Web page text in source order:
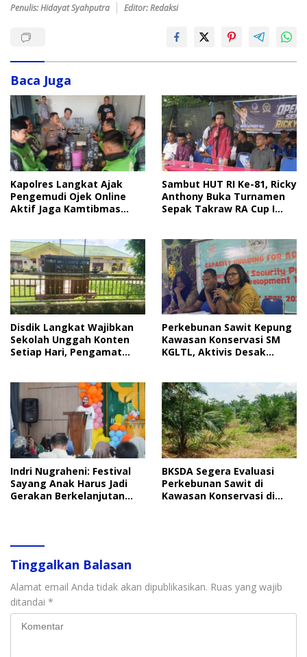
Penulis: Hidayat Syahputra Editor: Redaksi
Baca Juga
Kapolres Langkat Ajak
Pengemudi Ojek Online
Aktif Jaga Kamtibmas
Sambut HUT RI Ke-81, Ricky
Anthony Buka Turnamen
Sepak Takraw RA Cup I
Disdik Langkat Wajibkan
Sekolah Unggah Konten
Setiap Hari, Pengamat
Perkebunan Sawit Kepung
Kawasan Konservasi SM
KGLTL, Aktivis Desak
Indri Nugraheni: Festival
Sayang Anak Harus Jadi
Gerakan Berkelanjutan
BKSDA Segera Evaluasi
Perkebunan Sawit di
Kawasan Konservasi di
Tinggalkan Balasan
Alamat email Anda tidak akan dipublikasikan. Ruas yang wajib
ditandai *